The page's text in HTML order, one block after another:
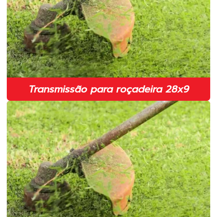
Cinto duplo para roçadeira
Cinto para roçadeira em sp
Comprar lâmina para roçadeira
Corrente para motosserra 3 8 em sp
Embreagem completa para motosserra
Embreagem completa para roçadeira em sp
Fábrica de lâmina para roçadeira
Fabricante de fio de nylon para roçadeira em sp
Fabricante de lâmina para roçadeira em sp
Fabricante de lâminas para roçadeiras
Fabricante de peças para roçadeiras
Transmissão para roçadeira 28x9